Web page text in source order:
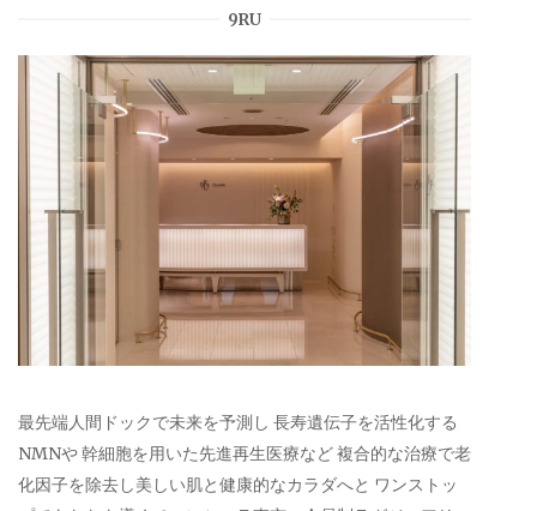
9RU
最先端人間ドックで未来を予測し 長寿遺伝子を活性化する
NMNや 幹細胞を用いた先進再生医療など 複合的な治療で老
化因子を除去し美しい肌と健康的なカラダへと ワンストッ